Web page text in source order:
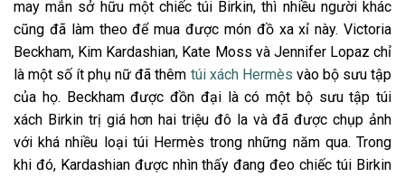
may mắn sở hữu một chiếc túi Birkin, thì nhiều người khác
cũng đã làm theo để mua được món đồ xa xỉ này. Victoria
Beckham, Kim Kardashian, Kate Moss và Jennifer Lopaz chỉ
là một số ít phụ nữ đã thêm túi xách Hermès vào bộ sưu tập
của họ. Beckham được đồn đại là có một bộ sưu tập túi
xách Birkin trị giá hơn hai triệu đô la và đã được chụp ảnh
với khá nhiều loại túi Hermès trong những năm qua. Trong
khi đó, Kardashian được nhìn thấy đang đeo chiếc túi Birkin